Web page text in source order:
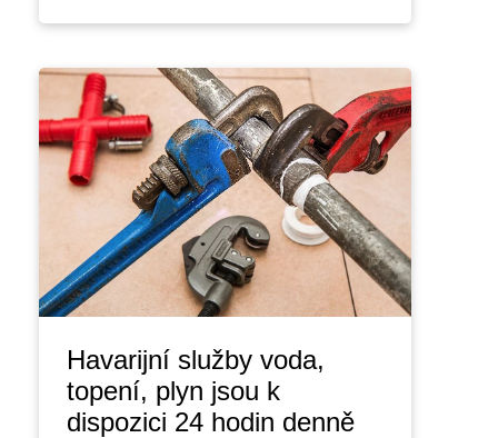
Havarijní služby voda,
topení, plyn jsou k
dispozici 24 hodin denně